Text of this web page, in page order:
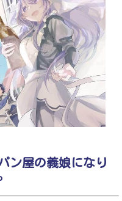
ン屋の義娘になり